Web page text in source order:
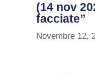
(14 nov
facciate”
Novembre 12,